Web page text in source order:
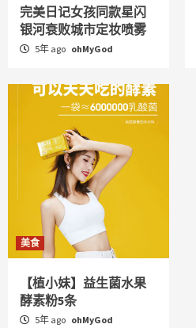
完美日记女孩同款星闪
银河衰败城市定妆喷雾
5年 ago ohMyGod
美食
【植小妹】益生菌水果
酵素粉5条
5年 ago ohMyGod